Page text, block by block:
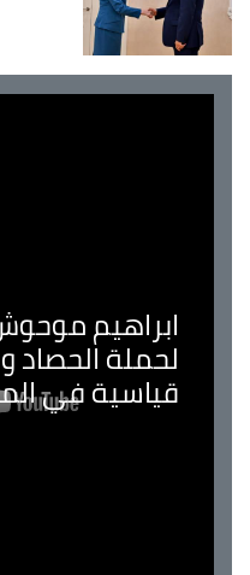
ابراهيم
لحملة الحصاد
قياسية في